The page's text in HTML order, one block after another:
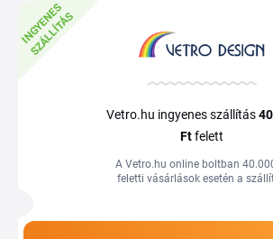
I
N
G
Y
E
N
E
S
S
Z
Á
L
L
Í
T
Á
S
Vetro.hu ingyenes szállítás
Ftfelett
A Vetro.hu online boltban
feletti vásárlások esetén a